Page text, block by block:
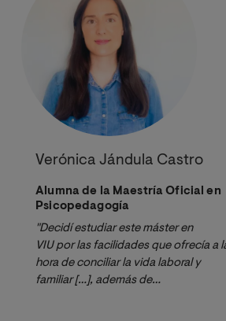
Verónica Jándula Castro
Alumna de la Maestría Oficial en
Psicopedagogía
"Decidí estudiar este máster en
VIU por las facilidades que ofrecía a
hora de conciliar la vida laboral y
familiar […], además de